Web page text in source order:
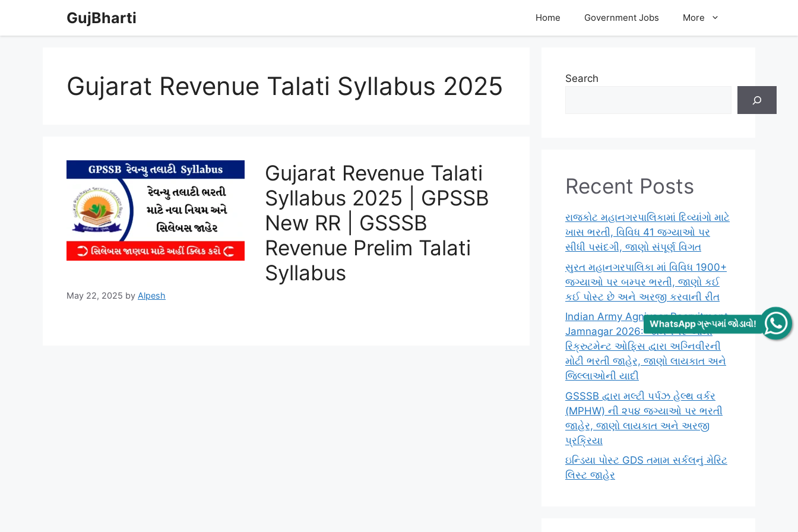
content
GujBharti Home Government Jobs More
Gujarat Revenue Talati Syllabus 2025
Gujarat Revenue Talati
Syllabus 2025 | GPSSB
New RR | GSSSB
Revenue Prelim Talati
Syllabus
May 22, 2025 by Alpesh
Search
Recent Posts
રાજકોટ મહાનગરપાલિકામાં દિવ્યાંગો માટે
ખાસ ભરતી, વિવિધ 41 જગ્યાઓ પર
સીધી પસંદગી, જાણો સંપૂર્ણ વિગત
સુરત મહાનગરપાલિકા માં વિવિધ 1900+
જગ્યાઓ પર બમ્પર ભરતી, જાણો કઈ
કઈ પોસ્ટ છે અને અરજી કરવાની રીત
Indian Army Agniveer Recruitment
Jamnagar 2026: જામનગર આર્મી
રિક્રુટમેન્ટ ઓફિસ દ્વારા અગ્નિવીરની
મોટી ભરતી જાહેર, જાણો લાયકાત અને
જિલ્લાઓની યાદી
GSSSB દ્વારા મલ્ટી પર્પઝ હેલ્થ વર્કર
(MPHW) ની ૨૫૪ જગ્યાઓ પર ભરતી
જાહેર, જાણો લાયકાત અને અરજી
પ્રક્રિયા
ઇન્ડિયા પોસ્ટ GDS તમામ સર્કલનું મેરિટ
લિસ્ટ જાહેર
WhatsApp ગ્રૂપમાં જોડાવો!